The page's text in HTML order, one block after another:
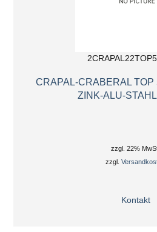
CRAPAL-CRABERAL TOP
ZINK-ALU-
zzgl. 22%
zzgl.
Kontakt